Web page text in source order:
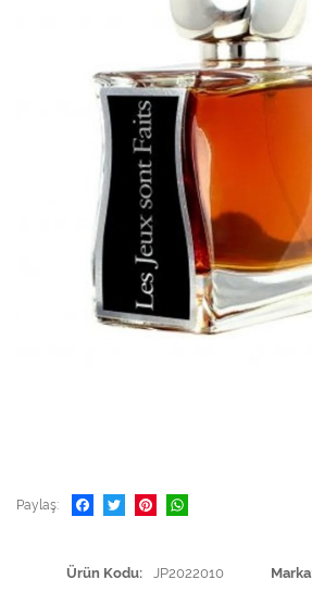
Paylaş
Ürün Kodu JP2022010 Marka